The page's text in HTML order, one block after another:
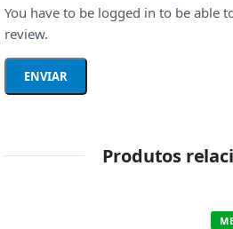
You have to be logged in to be able
review.
Produtos